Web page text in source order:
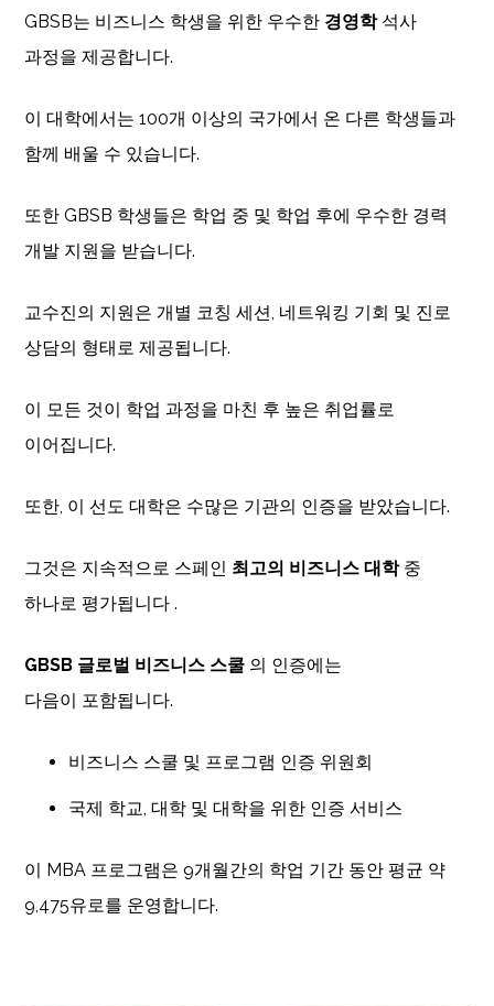
GBSB는 비즈니스 학생을 위한 우수한 경영학석사
과정을 제공합니다.
이 대학에서는 100개 이상의 국가에서 온 다른 학생들과
함께 배울 수 있습니다.
또한 GBSB 학생들은 학업 중 및 학업 후에 우수한 경력
개발 지원을 받습니다.
교수진의 지원은 개별 코칭 세션, 네트워킹 기회 및 진로
상담의 형태로 제공됩니다.
이 모든 것이 학업 과정을 마친 후 높은 취업률로
이어집니다.
또한, 이 선도 대학은 수많은 기관의 인증을 받았습니다.
그것은 지속적으로 스페인 최고의 비즈니스 대학중
하나로 평가됩니다 .
GBSB 글로벌 비즈니스 스쿨 의 인증에는
다음이 포함됩니다.
비즈니스 스쿨 및 프로그램 인증 위원회
국제 학교, 대학 및 대학을 위한 인증 서비스
이 MBA 프로그램은 9개월간의 학업 기간 동안 평균 약
9,475유로를 운영합니다.